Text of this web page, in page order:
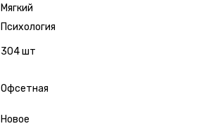
Мягкий
Психология
304 шт
Офсетная
Новое